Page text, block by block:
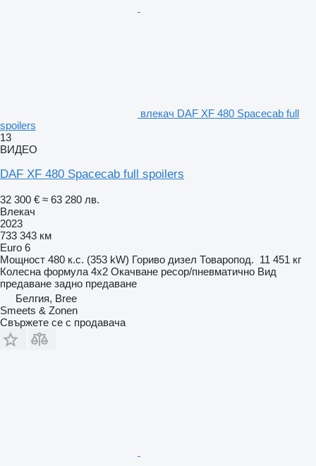
влекач DAF XF 480 Spacecab full
spoilers
13
ВИДЕО
DAF XF 480 Spacecab full spoilers
32 300 € ≈ 63 280 лв.
Влекач
2023
733 343 км
Euro 6
Мощност 480 к.с. (353 kW) Гориво дизел Товаропод. 11 451 кг
Колесна формула 4x2 Окачване ресор/пневматично Вид
предаване задно предаване
Белгия, Bree
Smeets & Zonen
Свържете се с продавача